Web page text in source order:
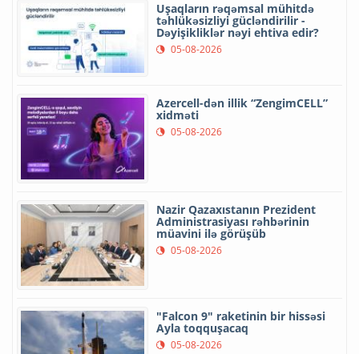
Uşaqların rəqəmsal mühitdə
təhlükəsizliyi gücləndirilir -
Dəyişikliklər nəyi ehtiva edir?
05-08-2026
Azercell-dən illik “ZengimCELL”
xidməti
05-08-2026
Nazir Qazaxıstanın Prezident
Administrasiyası rəhbərinin
müavini ilə görüşüb
05-08-2026
"Falcon 9" raketinin bir hissəsi
Ayla toqquşacaq
05-08-2026